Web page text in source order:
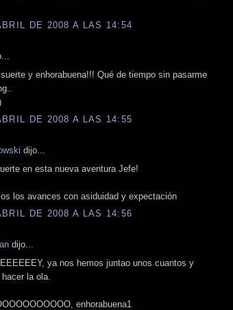
DE 2008 A LAS 14:54
y enhorabuena!!! Qué de tiempo sin pasarme
DE 2008 A LAS 14:55
dijo...
en esta nueva aventura Jefe!
los avances con asiduidad y expectación
DE 2008 A LAS 14:56
dijo...
ya nos hemos juntao unos cuantos y
la ola.
enhorabuena1